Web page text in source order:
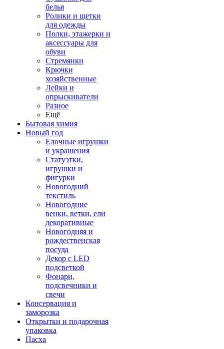
белья
Ролики и щетки
для одежды
Полки, этажерки и
аксессуары для
обуви
Стремянки
Крючки
хозяйственные
Лейки и
опрыскиватели
Разное
Ещё
Бытовая химия
Новый год
Елочные игрушки
и украшения
Статуэтки,
игрушки и
фигурки
Новогодний
текстиль
Новогодние
венки, ветки, ели
декоративные
Новогодняя и
рождественская
посуда
Декор с LED
подсветкой
Фонари,
подсвечники и
свечи
Консервация и
заморозка
Открытки и подарочная
упаковка
Пасха